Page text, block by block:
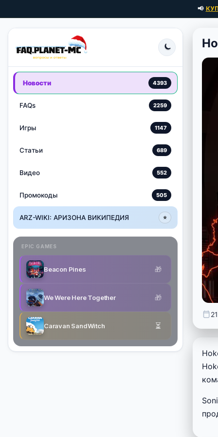
📢
Новости 4393
FAQs 2259
Игры 1147
Статьи 689
Видео 552
Промокоды 505
ARZ-WIKI: АРИЗОНА ВИКИПЕДИЯ ⭐
EPIC GAMES
Beacon Pines 🎁
We Were Here Together 🎁
Caravan SandWitch ⏳